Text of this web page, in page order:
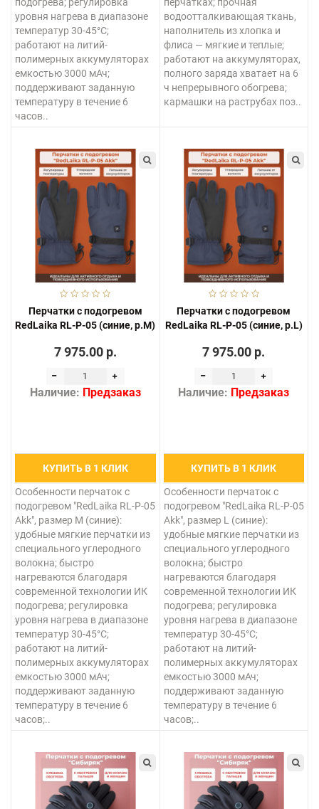
подогрева; регулировка
уровня нагрева в диапазоне
температур 30-45°С;
работают на литий-
полимерных аккумуляторах
емкостью 3000 мАч;
поддерживают заданную
температуру в течение 6
часов..
перчатках; прочная
водоотталкивающая ткань,
наполнитель из хлопка и
флиса — мягкие и теплые;
работают на аккумуляторах,
полного заряда хватает на 6
ч непрерывного обогрева;
кармашки на раструбах поз..
Перчатки с подогревом
RedLaika RL-P-05 (синие, р.М)
7 975.00 р.
Наличие: Предзаказ
КУПИТЬ В 1 КЛИК
Особенности перчаток с
подогревом "RedLaika RL-P-05
Akk", размер M (синие):
удобные мягкие перчатки из
специального углеродного
волокна; быстро
нагреваются благодаря
современной технологии ИК
подогрева; регулировка
уровня нагрева в диапазоне
температур 30-45°С;
работают на литий-
полимерных аккумуляторах
емкостью 3000 мАч;
поддерживают заданную
температуру в течение 6
часов;..
Перчатки с подогревом
RedLaika RL-P-05 (синие, р.L)
7 975.00 р.
Наличие: Предзаказ
КУПИТЬ В 1 КЛИК
Особенности перчаток с
подогревом "RedLaika RL-P-05
Akk", размер L (синие):
удобные мягкие перчатки из
специального углеродного
волокна; быстро
нагреваются благодаря
современной технологии ИК
подогрева; регулировка
уровня нагрева в диапазоне
температур 30-45°С;
работают на литий-
полимерных аккумуляторах
емкостью 3000 мАч;
поддерживают заданную
температуру в течение 6
часов;..